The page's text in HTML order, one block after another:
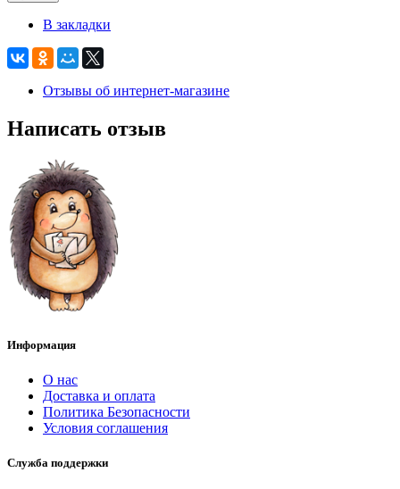
В закладки
Отзывы об интернет-магазине
Написать отзыв
Информация
О нас
Доставка и оплата
Политика Безопасности
Условия соглашения
Служба поддержки